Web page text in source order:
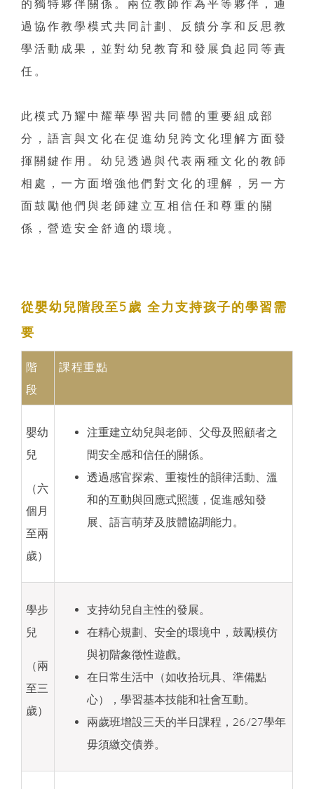
的獨特夥伴關係。兩位教師作為平等夥伴，通
過協作教學模式共同計劃、反饋分享和反思教
學活動成果，並對幼兒教育和發展負起同等責
任。
此模式乃耀中耀華學習共同體的重要組成部
分，語言與文化在促進幼兒跨文化理解方面發
揮關鍵作用。幼兒透過與代表兩種文化的教師
相處，一方面增強他們對文化的理解，另一方
面鼓勵他們與老師建立互相信任和尊重的關
係，營造安全舒適的環境。
從嬰幼兒階段至5歲 全力支持孩子的學習需
要
階
段
課程重點
嬰幼
兒
（六
個月
至兩
歲）
注重建立幼兒與老師、父母及照顧者之
間安全感和信任的關係。
透過感官探索、重複性的韻律活動、溫
和的互動與回應式照護，促進感知發
展、語言萌芽及肢體協調能力。
學步
兒
（兩
至三
歲）
支持幼兒自主性的發展。
在精心規劃、安全的環境中，鼓勵模仿
與初階象徵性遊戲。
在日常生活中（如收拾玩具、準備點
心），學習基本技能和社會互動。
兩歲班增設三天的半日課程，26/27學年
毋須繳交債券。